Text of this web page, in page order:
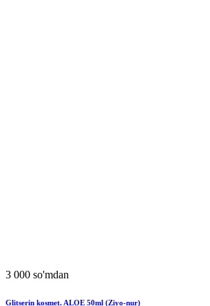
3 000 so'mdan
Glitserin kosmet. ALOE 50ml (Ziyo-nur)